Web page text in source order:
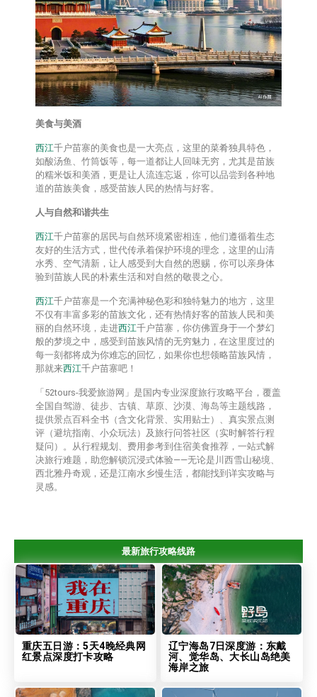
美食与美酒
西江千户苗寨的美食也是一大亮点，这里的菜肴独具特色，
如酸汤鱼、竹筒饭等，每一道都让人回味无穷，尤其是苗族
的糯米饭和美酒，更是让人流连忘返，你可以品尝到各种地
道的苗族美食，感受苗族人民的热情与好客。
人与自然和谐共生
西江千户苗寨的居民与自然环境紧密相连，他们遵循着生态
友好的生活方式，世代传承着保护环境的理念，这里的山清
水秀、空气清新，让人感受到大自然的恩赐，你可以亲身体
验到苗族人民的朴素生活和对自然的敬畏之心。
西江千户苗寨是一个充满神秘色彩和独特魅力的地方，这里
不仅有丰富多彩的苗族文化，还有热情好客的苗族人民和美
丽的自然环境，走进西江千户苗寨，你仿佛置身于一个梦幻
般的梦境之中，感受到苗族风情的无穷魅力，在这里度过的
每一刻都将成为你难忘的回忆，如果你也想领略苗族风情，
那就来西江千户苗寨吧！
「52tours-我爱旅游网」是国内专业深度旅行攻略平台，覆盖
全国自驾游、徒步、古镇、草原、沙漠、海岛等主题线路，
提供‌景点百科全书‌（含文化背景、实用贴士）、‌真实景点测
评‌（避坑指南、小众玩法）及‌旅行问答社区‌（实时解答行程
疑问）。从行程规划、费用参考到住宿美食推荐，一站式解
决旅行难题，助您解锁沉浸式体验——无论是川西雪山秘境、
西北雅丹奇观，还是江南水乡慢生活，都能找到详实攻略与
灵感。
最新旅行攻略线路
重庆五日游：5天4晚经典网
红景点深度打卡攻略
辽宁海岛7日深度游：东戴
河、觉华岛、大长山岛绝美
海岸之旅